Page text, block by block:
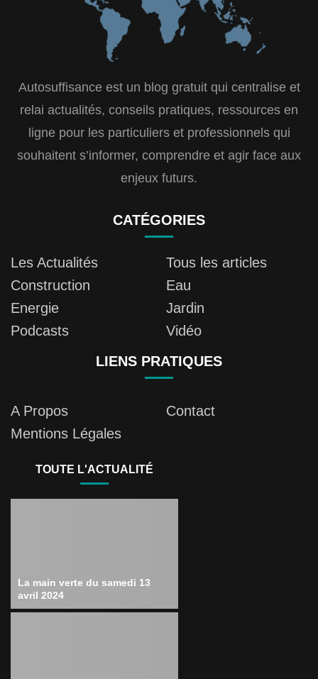
Autosuffisance est un blog gratuit qui centralise et
relai actualités, conseils pratiques, ressources en
ligne pour les particuliers et professionnels qui
souhaitent s’informer, comprendre et agir face aux
enjeux futurs.
CATÉGORIES
Les Actualités
Tous les articles
Construction
Eau
Energie
Jardin
Podcasts
Vidéo
LIENS PRATIQUES
A Propos
Contact
Mentions Légales
TOUTE L'ACTUALITÉ
La main verte du samedi 13
avril 2024